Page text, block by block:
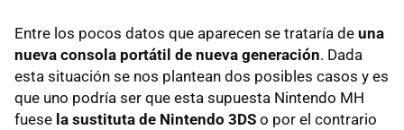
Entre los pocos datos que aparecen se trataría de una
nueva consola portátil de nueva generación. Dada
esta situación se nos plantean dos posibles casos y es
que uno podría ser que esta supuesta Nintendo MH
fuese la sustituta de Nintendo 3DS o por el contrario